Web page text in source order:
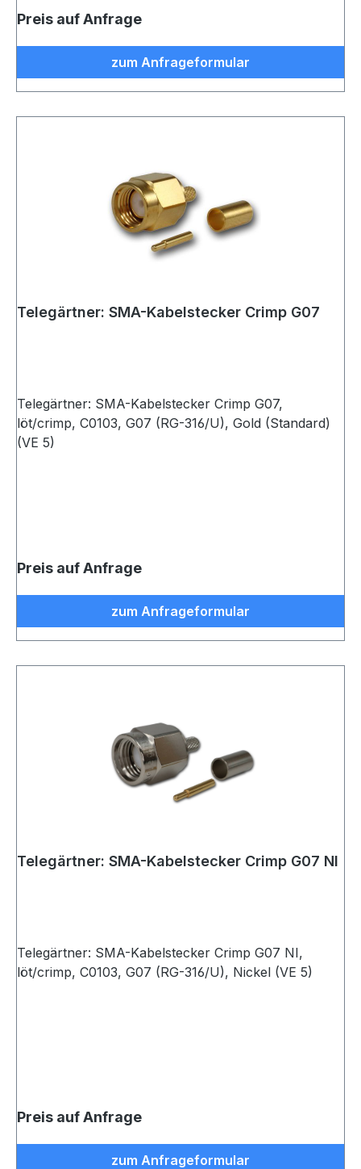
Preis auf Anfrage
zum Anfrageformular
Telegärtner: SMA-Kabelstecker Crimp G07
Telegärtner: SMA-Kabelstecker Crimp G07,
löt/crimp, C0103, G07 (RG-316/U), Gold (Standard)
(VE 5)
Preis auf Anfrage
zum Anfrageformular
Telegärtner: SMA-Kabelstecker Crimp G07 NI
Telegärtner: SMA-Kabelstecker Crimp G07 NI,
löt/crimp, C0103, G07 (RG-316/U), Nickel (VE 5)
Preis auf Anfrage
zum Anfrageformular